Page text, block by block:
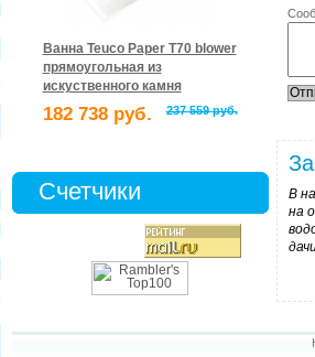
Ванна Teuco Paper T70 blower
прямоугольная из
искуственного камня
182 738 руб. 237 559 руб.
Счетчики
В
на